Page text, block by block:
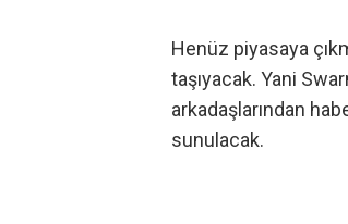
Henüz piyasaya
taşıyacak. Yani
arkadaşlarından
sunulacak.